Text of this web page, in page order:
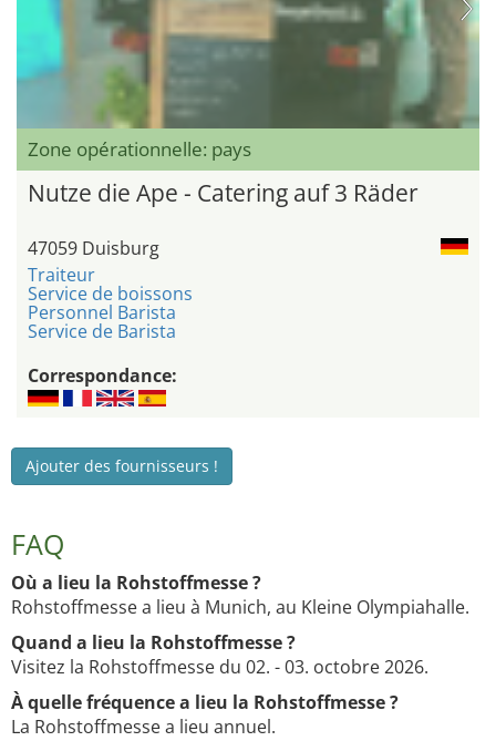
Zone opérationnelle: pays
Nutze die Ape - Catering auf 3 Räder
47059 Duisburg
Traiteur
Service de boissons
Personnel Barista
Service de Barista
Correspondance:
Ajouter des fournisseurs !
FAQ
Où a lieu la Rohstoffmesse ?
Rohstoffmesse a lieu à Munich, au Kleine Olympiahalle.
Quand a lieu la Rohstoffmesse ?
Visitez la Rohstoffmesse du 02. - 03. octobre 2026.
À quelle fréquence a lieu la Rohstoffmesse ?
La Rohstoffmesse a lieu annuel.